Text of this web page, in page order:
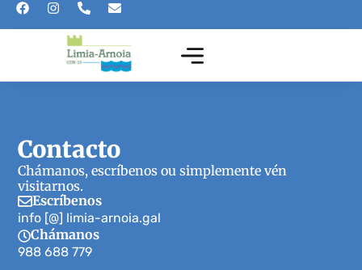
Contacto
Chámanos, escríbenos ou simplemente vén
visitarnos.
Escríbenos
info [@] limia-arnoia.gal
Chámanos
988 688 779